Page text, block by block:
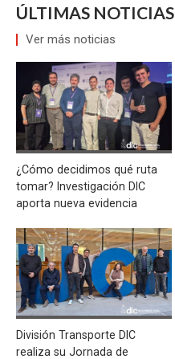
ÚLTIMAS NOTICIAS
Ver más noticias
¿Cómo decidimos qué ruta
tomar? Investigación DIC
aporta nueva evidencia
División Transporte DIC
realiza su Jornada de